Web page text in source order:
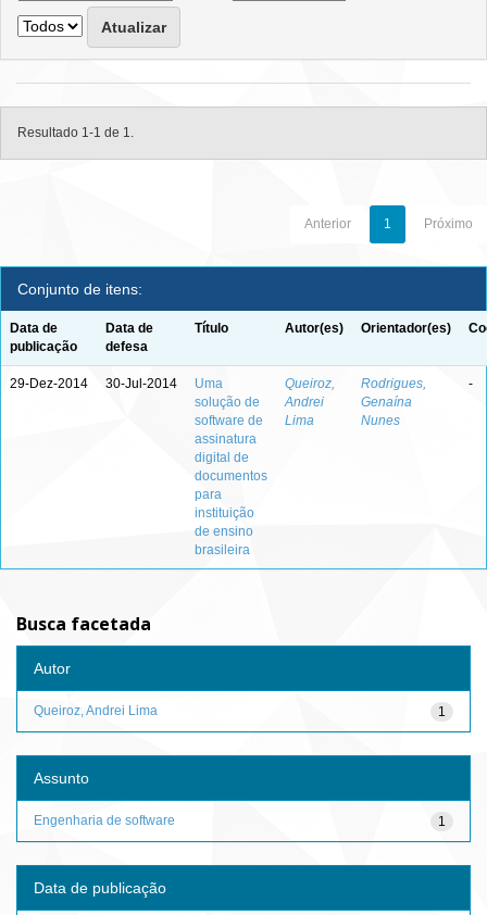
Resultado 1-1 de 1.
Anterior 1 Próximo
Conjunto de itens:
Data de
publicação
Data de
defesa
Título Autor(es) Orientador(es)
29-Dez-2014 30-Jul-2014
Uma
solução de
software de
assinatura
digital de
documentos
para
instituição
de ensino
brasileira
Queiroz,
Andrei
Lima
Rodrigues,
Genaína
Nunes
-
Busca facetada
Autor
1
Queiroz, Andrei Lima
Assunto
1
Engenharia de software
Data de publicação